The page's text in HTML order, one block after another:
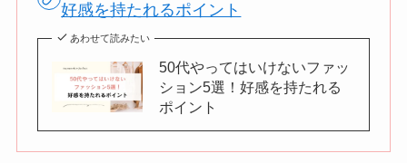
好感を持たれるポイント
あわせて読みたい
50代やってはいけないファッ
ション5選！好感を持たれる
ポイント